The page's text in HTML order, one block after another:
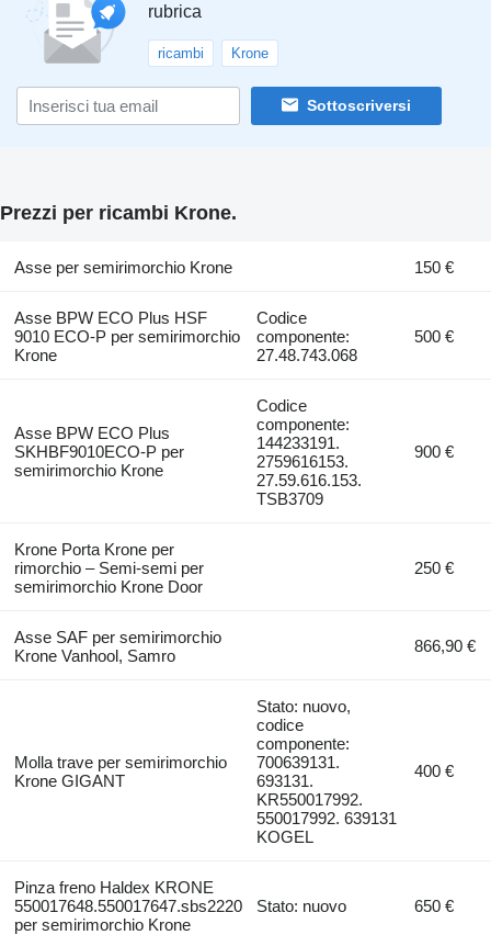
rubrica
ricambi Krone
Sottoscriversi
Prezzi per ricambi Krone.
Asse per semirimorchio Krone 150 €
Asse BPW ECO Plus HSF
9010 ECO-P per semirimorchio
Krone
Codice
componente:
27.48.743.068
500 €
Asse BPW ECO Plus
SKHBF9010ECO-P per
semirimorchio Krone
Codice
componente:
144233191.
2759616153.
27.59.616.153.
TSB3709
900 €
Krone Porta Krone per
rimorchio – Semi-semi per
semirimorchio Krone Door
250 €
Asse SAF per semirimorchio
Krone Vanhool, Samro
866,90 €
Molla trave per semirimorchio
Krone GIGANT
Stato: nuovo,
codice
componente:
700639131.
693131.
KR550017992.
550017992. 639131
KOGEL
400 €
Pinza freno Haldex KRONE
550017648.550017647.sbs2220
per semirimorchio Krone
Stato: nuovo 650 €